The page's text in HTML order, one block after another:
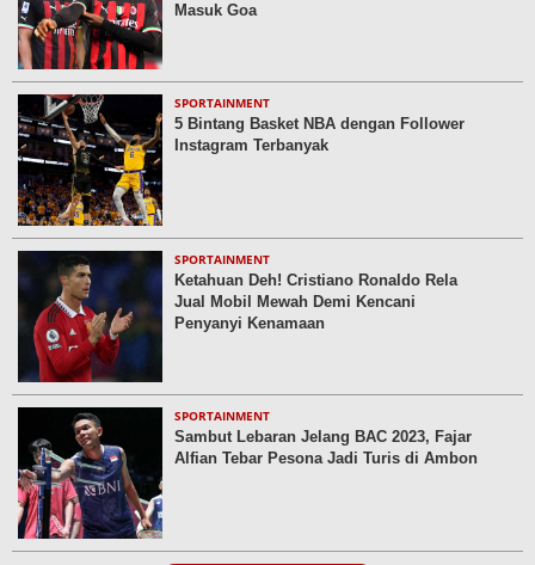
Masuk Goa
SPORTAINMENT
5 Bintang Basket NBA dengan Follower
Instagram Terbanyak
SPORTAINMENT
Ketahuan Deh! Cristiano Ronaldo Rela
Jual Mobil Mewah Demi Kencani
Penyanyi Kenamaan
SPORTAINMENT
Sambut Lebaran Jelang BAC 2023, Fajar
Alfian Tebar Pesona Jadi Turis di Ambon